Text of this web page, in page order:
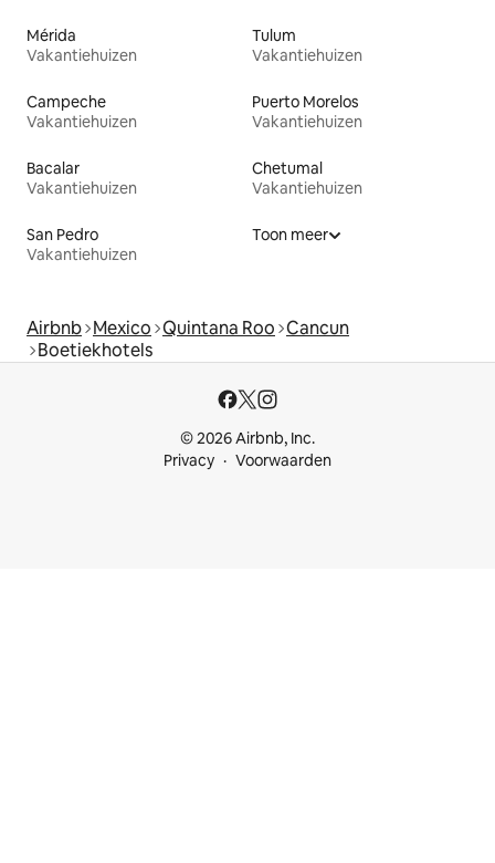
Mérida
Vakantiehuizen
Tulum
Vakantiehuizen
Campeche
Vakantiehuizen
Puerto Morelos
Vakantiehuizen
Bacalar
Vakantiehuizen
Chetumal
Vakantiehuizen
San Pedro
Vakantiehuizen
Toon meer
Airbnb Mexico Quintana Roo Cancun
Boetiekhotels
© 2026 Airbnb, Inc.
Privacy
Voorwaarden